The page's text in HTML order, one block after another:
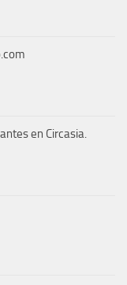
en Circasia.